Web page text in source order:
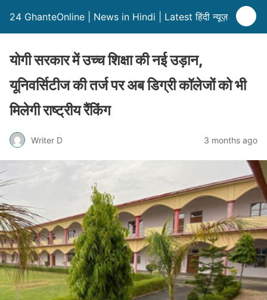
24 GhanteOnline | News in Hindi | Latest हिंदी न्यूज़
योगी सरकार में उच्च शिक्षा की नई उड़ान,
यूनिवर्सिटीज की तर्ज पर अब डिग्री कॉलेजों को भी
मिलेगी राष्ट्रीय रैंकिंग
Writer D 3 months ago